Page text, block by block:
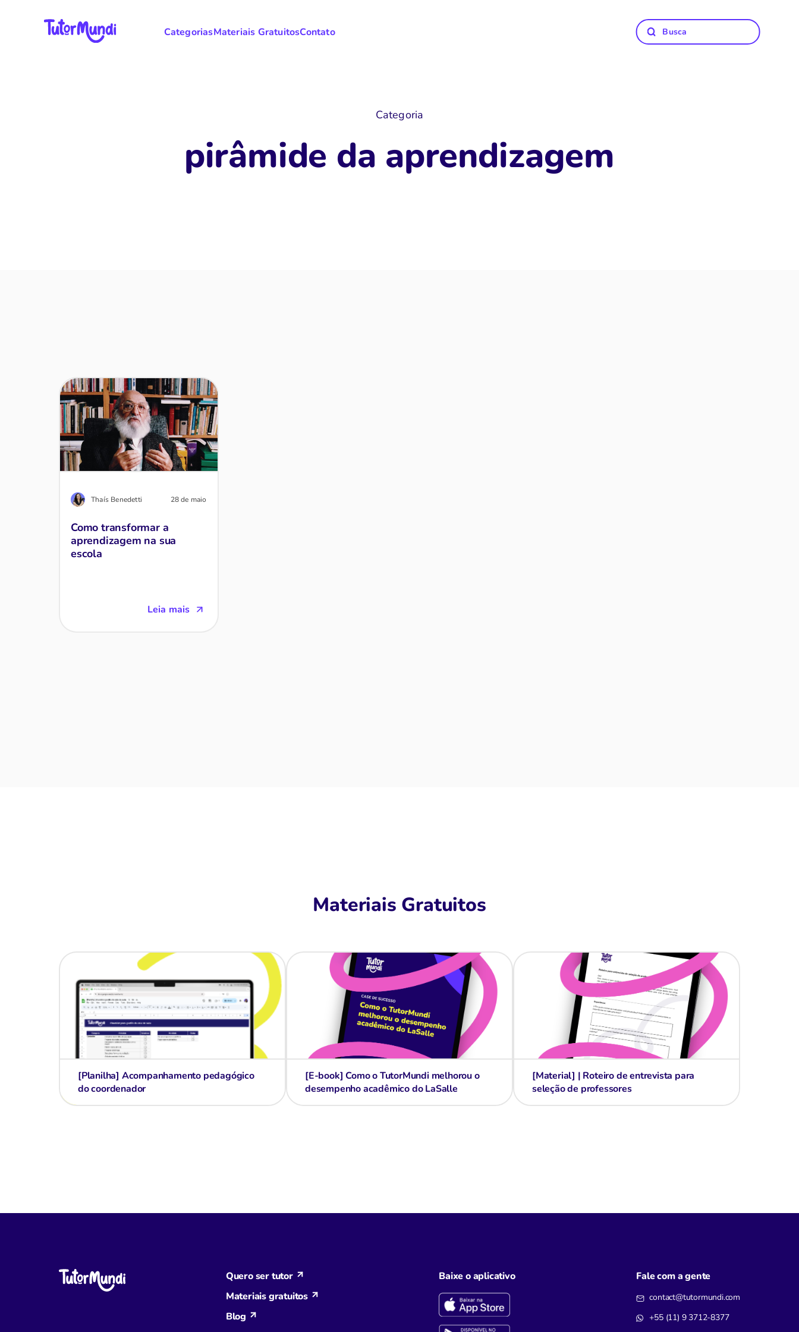
CategoriasMateriais GratuitosContato
Categoria
pirâmide da aprendizagem
Thaís Benedetti 28 de maio
Como transformar a
aprendizagem na sua
escola
Leia mais
Materiais Gratuitos
[Planilha] Acompanhamento pedagógico
do coordenador
[E-book] Como o TutorMundi melhorou o
desempenho acadêmico do LaSalle
[Material] | Roteiro de entrevista para
seleção de professores
Quero ser tutor
Materiais gratuitos
Blog
Baixe o aplicativo Fale com a gente
contact@tutormundi.com
+55 (11) 9 3712-8377